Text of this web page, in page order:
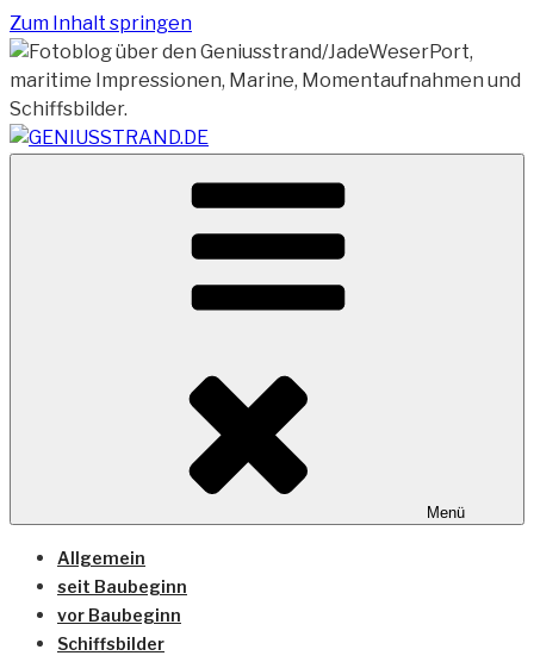
Zum Inhalt springen
GENIUSSTRAND.DE
Vom Geniusstrand zum JadeWeserPort/Container
Terminal Wilhelmshaven
Menü
Allgemein
seit Baubeginn
vor Baubeginn
Schiffsbilder